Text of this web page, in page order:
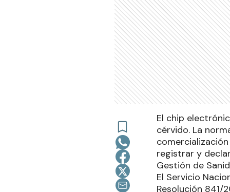
El chip
cérvido. La
registrar y
Gestión de
El Servicio
Resolución 841/